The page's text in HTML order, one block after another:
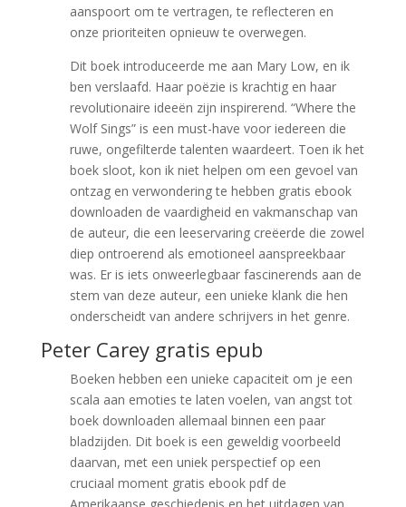
aanspoort om te vertragen, te reflecteren en
onze prioriteiten opnieuw te overwegen.
Dit boek introduceerde me aan Mary Low, en ik
ben verslaafd. Haar poëzie is krachtig en haar
revolutionaire ideeën zijn inspirerend. “Where the
Wolf Sings” is een must-have voor iedereen die
ruwe, ongefilterde talenten waardeert. Toen ik het
boek sloot, kon ik niet helpen om een gevoel van
ontzag en verwondering te hebben gratis ebook
downloaden de vaardigheid en vakmanschap van
de auteur, die een leeservaring creëerde die zowel
diep ontroerend als emotioneel aanspreekbaar
was. Er is iets onweerlegbaar fascinerends aan de
stem van deze auteur, een unieke klank die hen
onderscheidt van andere schrijvers in het genre.
Peter Carey gratis epub
Boeken hebben een unieke capaciteit om je een
scala aan emoties te laten voelen, van angst tot
boek downloaden allemaal binnen een paar
bladzijden. Dit boek is een geweldig voorbeeld
daarvan, met een uniek perspectief op een
cruciaal moment gratis ebook pdf de